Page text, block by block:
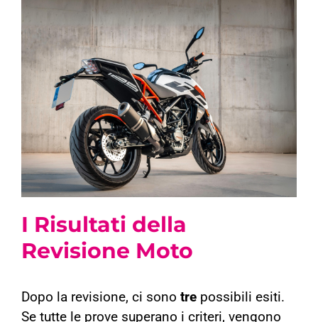
I Risultati della
Revisione Moto
Dopo la revisione, ci sono trepossibili esiti.
Se tutte le prove superano i criteri, vengono